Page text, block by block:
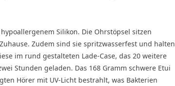
Silikon. Die Ohrstöpsel sitzen
Zudem sind sie spritzwasserfest und halten
im rund gestalteten Lade-Case, das 20 weitere
Stunden geladen. Das 168 Gramm schwere Etui
Hörer mit UV-Licht bestrahlt, was Bakterien